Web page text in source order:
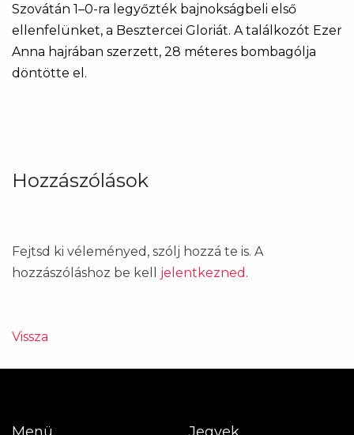
Szovátán 1–0-ra legyőzték bajnokságbeli első
ellenfelünket, a Besztercei Gloriát. A találkozót Ezer
Anna hajrában szerzett, 28 méteres bombagólja
döntötte el.
Hozzászólások
Fejtsd ki véleményed, szólj hozzá te is. A
hozzászóláshoz be kell jelentkezned .
Vissza